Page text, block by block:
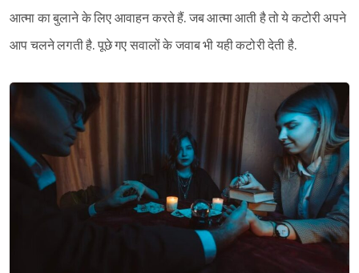
आत्मा का बुलाने के लिए आवाहन करते हैं. जब आत्मा आती है तो ये कटोरी अपने
आप चलने लगती है. पूछे गए सवालों के जवाब भी यही कटोरी देती है.